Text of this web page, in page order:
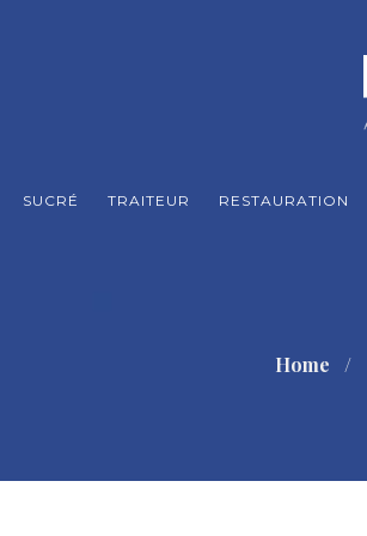
SUCRÉ TRAITEUR RESTAURATION
Home